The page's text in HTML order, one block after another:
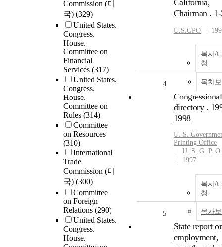
Commission (미
국) (329)
United States.
Congress.
House.
Committee on
Financial
Services (317)
United States.
Congress.
House.
Committee on
Rules (314)
Committee
on Resources
(310)
International
Trade
Commission (미
국) (300)
Committee
on Foreign
Relations (290)
United States.
Congress.
House.
California,
Chairman .
U.S.GPO
복사/
청
목차
4
Congressional
directory .
1998
U. S.
Printing Office
U. S. G. P. O.
1997
복사/
청
목차
5
State report
employment,